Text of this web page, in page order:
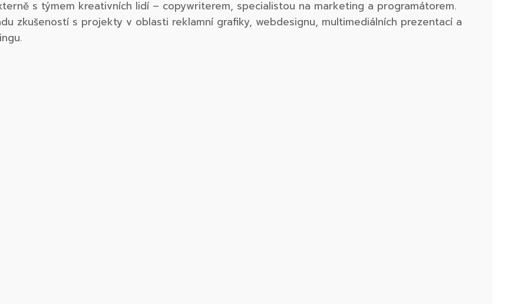
s týmem kreativních lidí – copywriterem, specialistou na marketing a programátorem.
zkušeností s projekty v oblasti reklamní grafiky, webdesignu, multimediálních prezentací a